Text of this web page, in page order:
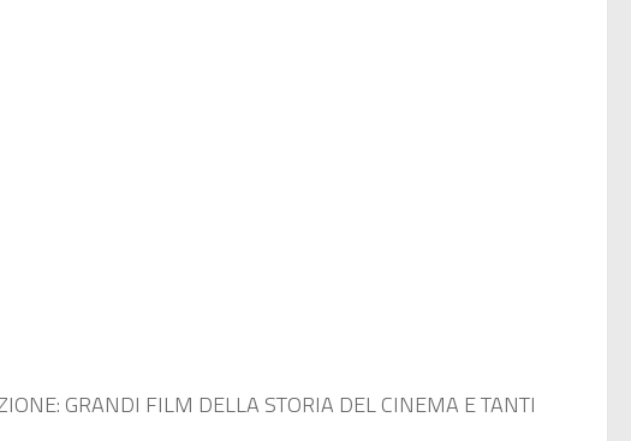
GRANDI FILM DELLA STORIA DEL CINEMA E TANTI